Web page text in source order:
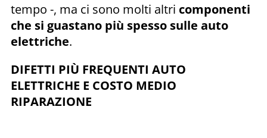
tempo -, ma ci sono molti altri componenti
che si guastano più spesso sulle auto
elettriche.
DIFETTI PIÙ FREQUENTI AUTO
ELETTRICHE E COSTO MEDIO
RIPARAZIONE